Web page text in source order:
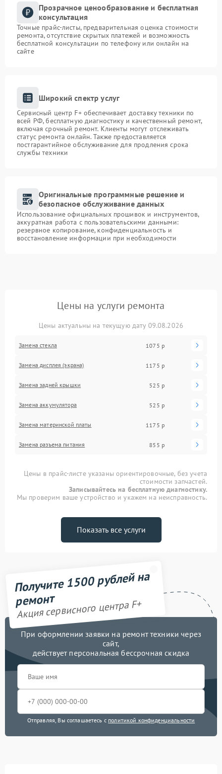
Прозрачное ценообразование и бесплатная
консультация
Точные прайс-листы, предварительная оценка стоимости
ремонта, отсутствие скрытых платежей и возможность
бесплатной консультации по телефону или онлайн на
сайте
Широкий спектр услуг
Сервисный центр F+ обеспечивает доставку техники по
всей РФ, бесплатную диагностику и качественный ремонт,
включая срочный ремонт. Клиенты могут отслеживать
статус ремонта онлайн. Также предоставляется
постгарантийное обслуживание для продления срока
службы техники
Оригинальные программные решение и
безопасное обслуживание данных
Использование официальных прошивок и инструментов,
аккуратная работа с пользовательскими данными:
резервное копирование, конфиденциальность и
восстановление информации при необходимости
Цены на услуги ремонта
Цены актуальны на текущую дату 09.08.2026
Замена стекла 1075 р
Замена дисплея (экрана) 1175 р
Замена задней крышки 525 р
Замена аккумулятора 525 р
Замена материнской платы 1175 р
Замена разъема питания 855 р
Цены в прайс-листе указаны ориентировочные, без учета
стоимости запчастей.
Записывайтесь на бесплатную диагностику.
Мы проверим ваше устройство и укажем на неисправность.
Показать все услуги
Получите 1500 рублей на
ремонт
Акция сервисного центра F+
При оформлении заявки на ремонт техники через
сайт,
действует персональная бессрочная скидка
Отправляя, Вы соглашаетесь с политикой конфиденциальности